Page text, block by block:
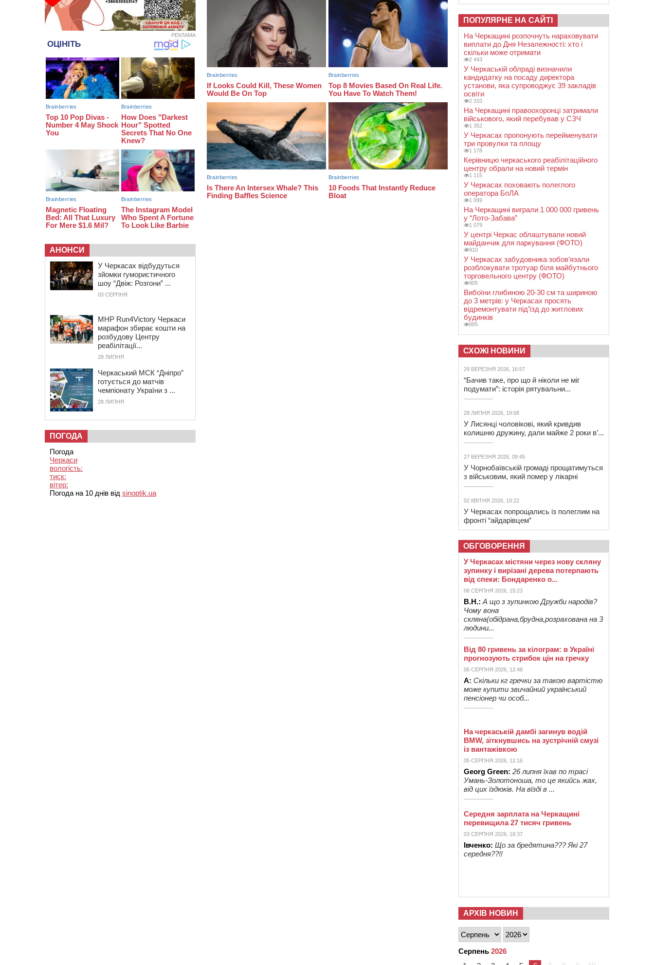
10:10
На Черкащині п’яний мотоцикліст
зіткнувся з мопедом: двоє людей у
лікарні
09:42 Ветерани МСК “Дніпро” вибороли
бронзу чемпіонату України
08:57 На Уманщині підрядника
зобов’язали сплатити понад 670
тис грн штрафу за незаконні зміни
до договору
директора Мокрокалигірського
психоневрологічного інтернату
07:23
Уманські міграційники видворили з
країни грузина, який відсидів
термін у колонії
РЕКЛАМА
АНОНСИ
У Черкасах відбудуться
зйомки гумористичного
шоу “Двіж: Розгони” ...
03 СЕРПНЯ
MHP Run4Victory Черкаси
марафон збирає кошти на
розбудову Центру
реабілітації...
28 ЛИПНЯ
Черкаський МСК “Дніпро”
готується до матчів
чемпіонату України з ...
28 ЛИПНЯ
ПОГОДА
Погода
Черкаси
вологість:
тиск:
вітер:
Погода на 10 днів від sinoptik.ua
ПОПУЛЯРНЕ НА САЙТІ
На Черкащині розпочнуть нараховувати
виплати до Дня Незалежності: хто і
скільки може отримати
2 443
У Черкаській облраді визначили
кандидатку на посаду директора
установи, яка супроводжує 39 закладів
освіти
2 310
На Черкащині правоохоронці затримали
військового, який перебував у СЗЧ
1 352
У Черкасах пропонують перейменувати
три провулки та площу
1 178
Керівницю черкаського реабілітаційного
центру обрали на новий термін
1 115
У Черкасах поховають полеглого
оператора БпЛА
1 099
На Черкащині виграли 1 000 000 гривень
у “Лото-Забава”
1 079
У центрі Черкас облаштували новий
майданчик для паркування (ФОТО)
910
У Черкасах забудовника зобов’язали
розблокувати тротуар біля майбутнього
торговельного центру (ФОТО)
905
Вибоїни глибиною 20-30 см та шириною
до 3 метрів: у Черкасах просять
відремонтувати під’їзд до житлових
будинків
885
СХОЖІ НОВИНИ
29 БЕРЕЗНЯ 2026, 16:57
“Бачив таке, про що й ніколи не міг
подумати”: історія рятувальни...
28 ЛИПНЯ 2026, 19:08
У Лисянці чоловікові, який кривдив
колишню дружину, дали майже 2 роки в’...
27 БЕРЕЗНЯ 2026, 09:45
У Чорнобаївській громаді прощатимуться
з військовим, який помер у лікарні
02 КВІТНЯ 2026, 19:22
У Черкасах попрощались із полеглим на
фронті “айдарівцем”
ОБГОВОРЕННЯ
У Черкасах містяни через нову скляну
зупинку і вирізані дерева потерпають
від спеки: Бондаренко о...
06 СЕРПНЯ 2026, 15:23
В.Н.: А що з зупинкою Дружби народів?
Чому вона
скляна(обідрана,брудна,розрахована на 3
людини...
Від 80 гривень за кілограм: в Україні
прогнозують стрибок цін на гречку
06 СЕРПНЯ 2026, 12:48
А: Скільки кг гречки за такою вартістю
може купити звичайний український
пенсіонер чи особ...
На черкаській дамбі загинув водій
BMW, зіткнувшись на зустрічній смузі
із вантажівкою
05 СЕРПНЯ 2026, 12:16
Georg Green: 26 липня їхав по трасі
Умань-Золотоноша, то це якийсь жах,
від цих їздюків. На вїзді в ...
Середня зарплата на Черкащині
перевищила 27 тисяч гривень
03 СЕРПНЯ 2026, 18:37
Івченко: Що за бредятина??? Які 27
середня??!!
АРХІВ НОВИН
Серпень 2026